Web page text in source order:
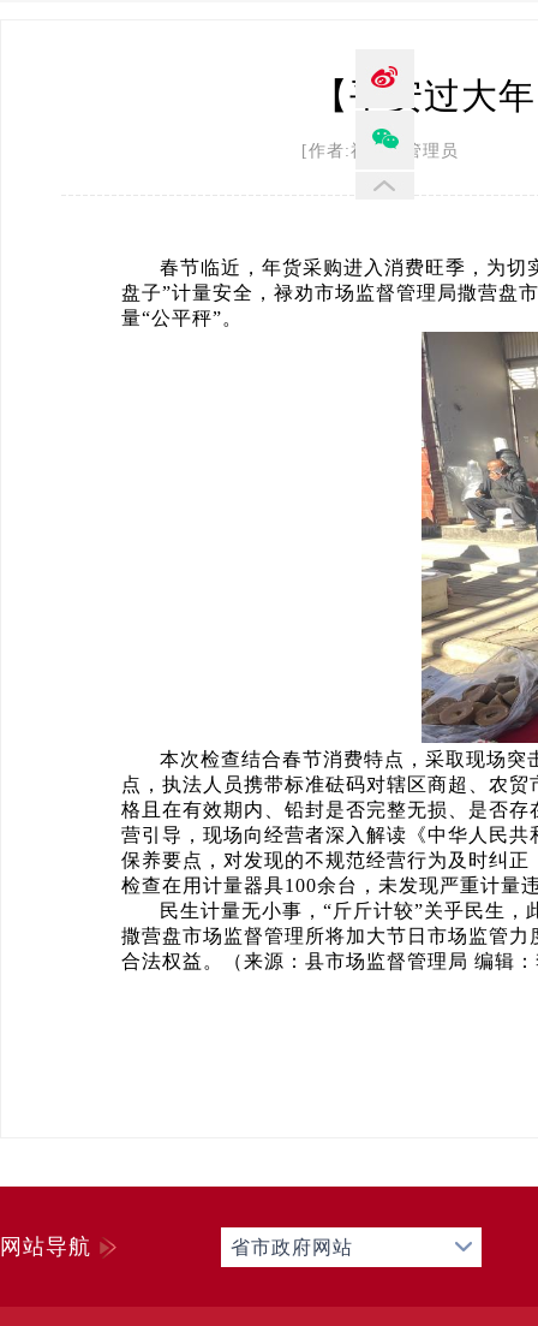
【平安过大
[作者:禄劝县管理员 发
春节临近，年货采购进入消费旺季，为切
盘子”计量安全，禄劝市场监督管理局撒营盘
量“公平秤”。
本次检查结合春节消费特点，采取现场
点，执法人员携带标准砝码对辖区商超、农
格且在有效期内、铅封是否完整无损、是否
营引导，现场向经营者深入解读《中华人民
保养要点，对发现的不规范经营行为及时纠
检查在用计量器具100余台，未发现严重计量
民生计量无小事，“斤斤计较”关乎民生
撒营盘市场监督管理所将加大节日市场监管
合法权益。（来源：县市场监督管理局 编辑
网站导航 省市政府网站